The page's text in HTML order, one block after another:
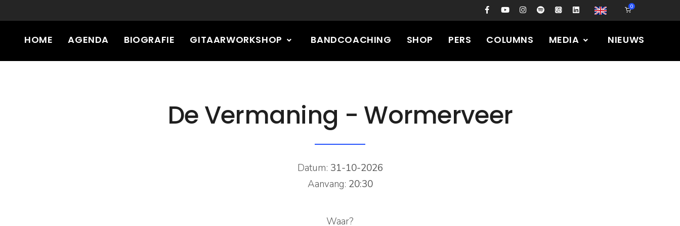
0
HOME AGENDA BIOGRAFIE GITAARWORKSHOP BANDCOACHING SHOP PERS COLUMNS MEDIA NIEUWS
De Vermaning - Wormerveer
Datum: 31-10-2026
Aanvang: 20:30
Waar?